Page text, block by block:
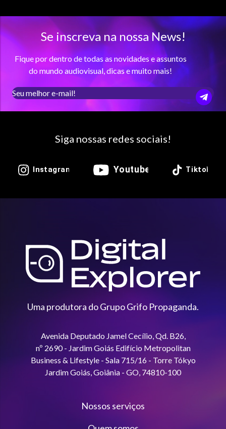
Se inscreva na nossa News!
Fique por dentro de todas as novidades e assuntos
do mundo audiovisual, dicas e muito mais!
Siga nossas redes sociais!
Uma produtora do Grupo Grifo Propaganda.
Avenida Deputado Jamel Cecílio, Qd. B26,
nº 2690 - Jardim Goiás Edifício Metropolitan
Business & Lifestyle - Sala 715/16 - Torre Tókyo
Jardim Goiás, Goiânia - GO, 74810-100
Nossos serviços